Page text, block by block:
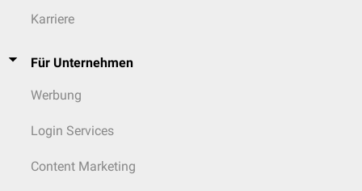
Karriere
Für Unternehmen
Werbung
Login Services
Content Marketing